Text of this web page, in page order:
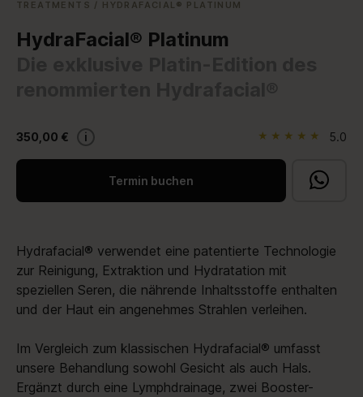
TREATMENTS / HYDRAFACIAL® PLATINUM
HydraFacial® Platinum
350,00 € ★ ★ ★ ★ ★ 5.0
i
Termin buchen
Hydrafacial® verwendet eine patentierte Technologie
zur Reinigung, Extraktion und Hydratation mit
speziellen Seren, die nährende Inhaltsstoffe enthalten
und der Haut ein angenehmes Strahlen verleihen.
Im Vergleich zum klassischen Hydrafacial® umfasst
unsere Behandlung sowohl Gesicht als auch Hals.
Ergänzt durch eine Lymphdrainage, zwei Booster-